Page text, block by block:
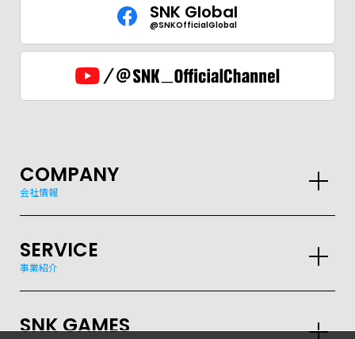
SNK Global
@SNKOfficialGlobal
COMPANY
会社情報
SERVICE
事業紹介
SNK GAMES